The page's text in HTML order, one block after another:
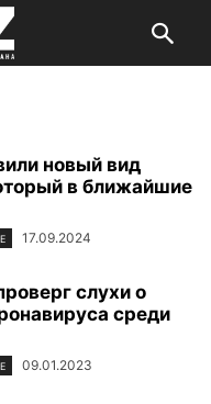
новый вид
в ближайшие
17.09.2024
слухи о
среди
09.01.2023